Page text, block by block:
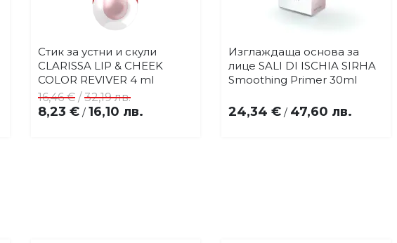
Добави
в
любими
Купи
Стик за устни и скули
CLARISSA LIP & CHEEK
COLOR REVIVER 4 ml
8,23 € / 16,10 лв.
16,46 € /32,19 лв.
Добави
в
любими
Купи
Изглаждаща основа за
лице SALI DI ISCHIA SIRHA
Smoothing Primer 30ml
24,34 € / 47,60 лв.